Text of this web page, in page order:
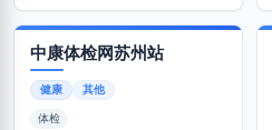
中康体检网苏州站
健康 其他
体检